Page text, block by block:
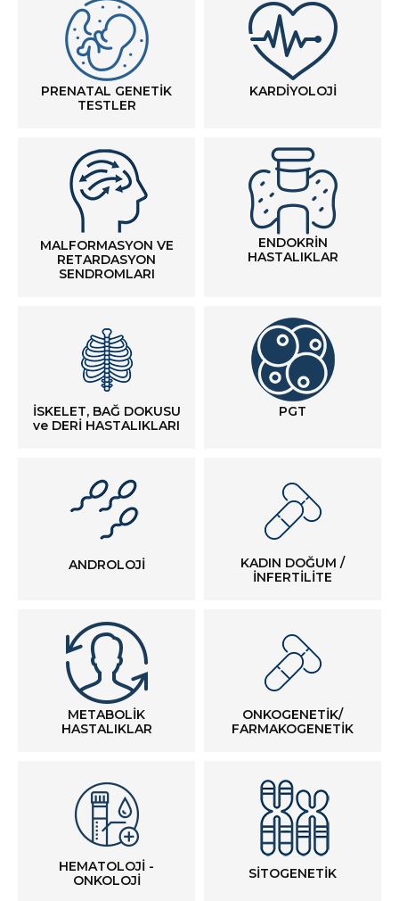
PRENATAL GENETİK
TESTLER
KARDİYOLOJİ
MALFORMASYON VE
RETARDASYON
SENDROMLARI
ENDOKRİN
HASTALIKLAR
İSKELET, BAĞ DOKUSU
ve DERİ HASTALIKLARI
PGT
ANDROLOJİ
KADIN DOĞUM /
İNFERTİLİTE
METABOLİK
HASTALIKLAR
ONKOGENETİK/
FARMAKOGENETİK
HEMATOLOJİ -
ONKOLOJİ
SİTOGENETİK